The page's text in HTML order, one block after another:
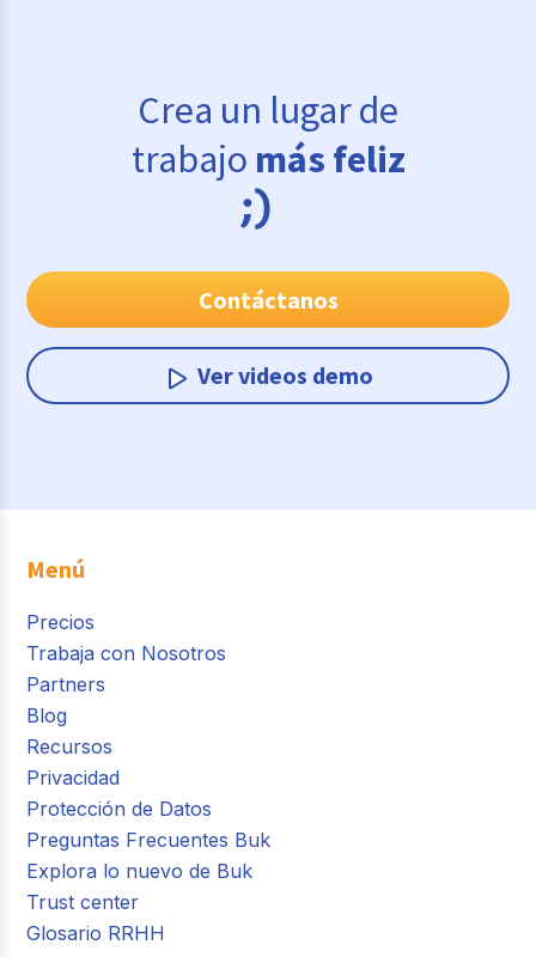
Crea un lugar de
trabajo más feliz
Contáctanos
Ver videos demo
Menú
Precios
Trabaja con Nosotros
Partners
Blog
Recursos
Privacidad
Protección de Datos
Preguntas Frecuentes Buk
Explora lo nuevo de Buk
Trust center
Glosario RRHH